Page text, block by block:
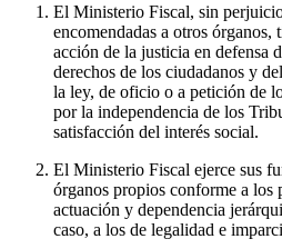
El Ministerio Fiscal, sin
encomendadas a otros
acción de la justicia en defensa
derechos de los ciudadanos y
la ley, de oficio o a petición de
por la independencia de los
satisfacción del interés social.
El Ministerio Fiscal ejerce sus
órganos propios conforme a los
actuación y dependencia
caso, a los de legalidad e